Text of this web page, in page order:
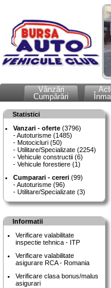
Vânzări
Cumpărări
Statistici
Vanzari - oferte (3796)
Autoturisme (1485)
Motocicluri (50)
Utilitare/Specializate (2254)
Vehicule constructii (6)
Vehicule forestiere (1)
Cumparari - cereri (99)
Autoturisme (96)
Utilitare/Specializate (3)
Informatii
Verificare valabilitate
inspectie tehnica - ITP
Verificare valabilitate
asigurare RCA - Romania
Verificare clasa bonus/malus
asigurari